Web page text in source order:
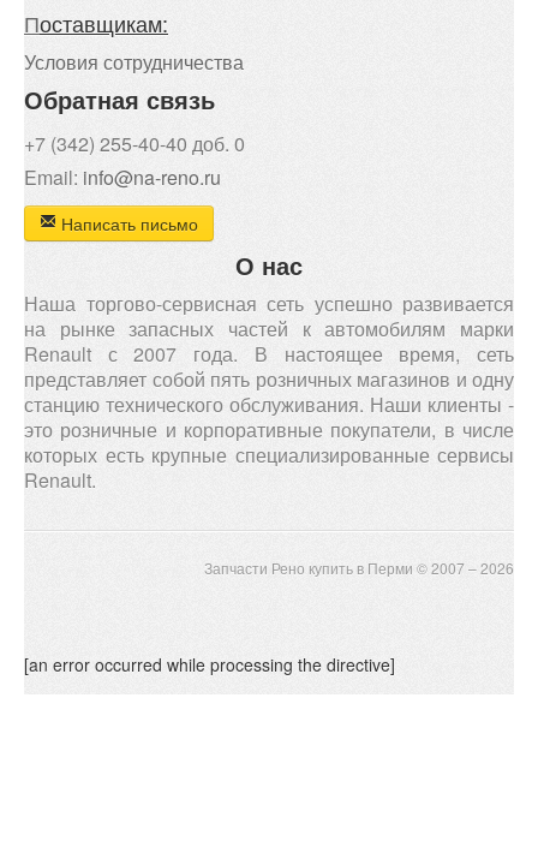
Поставщикам:
Условия сотрудничества
Обратная связь
+7 (342) 255-40-40 доб. 0
Email: info@na-reno.ru
Написать письмо
О нас
Наша торгово-сервисная сеть успешно развивается
на рынке запасных частей к автомобилям марки
Renault с 2007 года. В настоящее время, сеть
представляет собой пять розничных магазинов и одну
станцию технического обслуживания. Наши клиенты -
это розничные и корпоративные покупатели, в числе
которых есть крупные специализированные сервисы
Renault.
Запчасти Рено купить в Перми © 2007 – 2026
[an error occurred while processing the directive]